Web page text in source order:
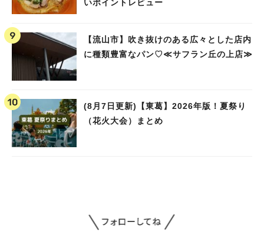
いポイントレビュー
【流山市】吹き抜けのある広々とした店内
に種類豊富なパン♡≪サフラン丘の上店≫
(8月7日更新)【東葛】2026年版！夏祭り
（花火大会）まとめ